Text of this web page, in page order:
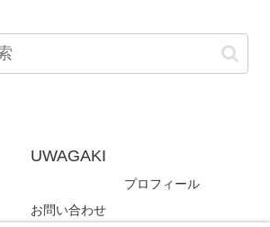
UWAGAKI
プロフィール
お問い合わせ